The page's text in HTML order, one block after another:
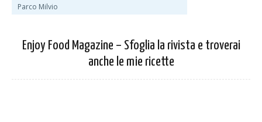
Parco Milvio
Enjoy Food Magazine – Sfoglia la rivista e troverai
anche le mie ricette